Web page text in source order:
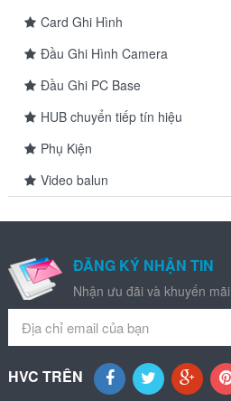
Card Ghi Hình
Đầu Ghi Hình Camera
Đầu Ghi PC Base
HUB chuyển tiếp tín hiệu
Phụ Kiện
Video balun
ĐĂNG KÝ NHẬN TIN
Nhận ưu đãi và khuyến mãi
HVC TRÊN